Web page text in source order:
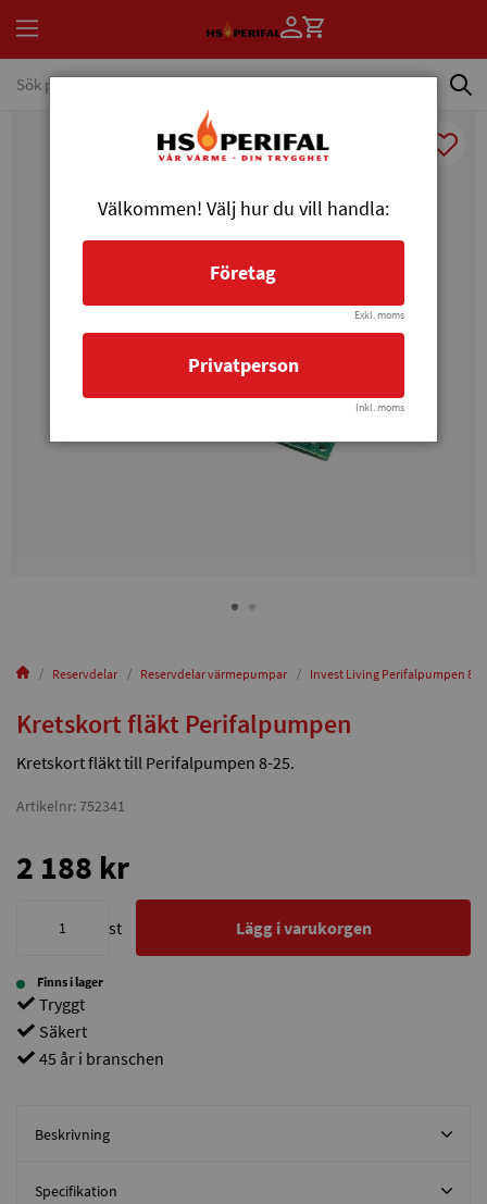
Reservdelar Reservdelar värmepumpar Invest Living Perifalpumpen 8-
Kretskort fläkt Perifalpumpen
Kretskort fläkt till Perifalpumpen 8-25.
Artikelnr: 752341
2 188 kr
st Lägg i varukorgen
Finns i lager
Tryggt
Säkert
45 år i branschen
Beskrivning
Specifikation
Välkommen! Välj hur du vill handla:
Företag
Exkl. moms
Privatperson
Inkl. moms